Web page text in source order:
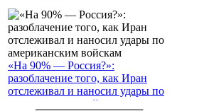
«На 90% — Россия?»:
разоблачение того, как Иран
отслеживал и наносил удары по
американским войскам